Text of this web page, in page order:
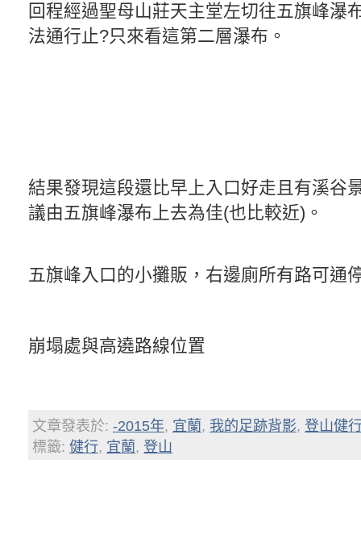
回程經過聖母山莊天主堂左切往五旗峰瀑
法通行止?只來看這第二層瀑布。
結果發現這段還比早上入口好走且有溪谷
議由五旗峰瀑布上去為佳(也比較近)。
五旗峰入口的小攤販，右邊廁所有路可通
崩塌處與高遶路線位置
文章發表於: -2015年, 宜蘭, 我的足跡背影, 登山健
標籤: 健行, 宜蘭, 登山